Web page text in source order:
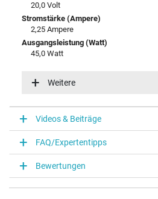
20,0 Volt
Stromstärke (Ampere)
2,25 Ampere
Ausgangsleistung (Watt)
45,0 Watt
100-240V / 50-60Hz
Notebook Stecker
Steckertyp / -form
Slim Tip / 180° gerade
Steckerlänge (mm)
11,5 mm
Weitere
Videos & Beiträge
FAQ/Expertentipps
Bewertungen